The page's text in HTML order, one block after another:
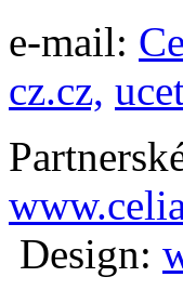
e-mail:
cz.cz,
Design: